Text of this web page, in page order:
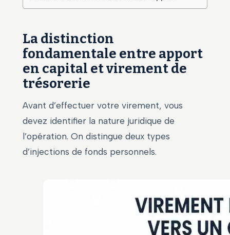
La distinction
fondamentale entre apport
en capital et virement de
trésorerie
Avant d’effectuer votre virement, vous
devez identifier la nature juridique de
l’opération. On distingue deux types
d’injections de fonds personnels.